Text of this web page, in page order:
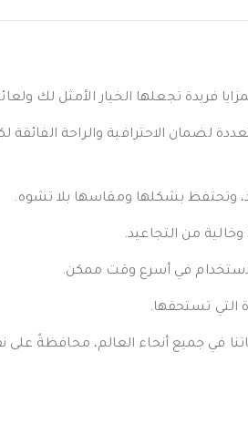
فريدة تجعلها الخيار الأمثل لك
لضمان الاحترافية والراحة الفائقة
وتحتفظ بشكلها ومقاسها بلا تشوه.
من التجاعيد.
في أسرع وقت ممكن.
التي تستحقها.
في جميع أنحاء العالم، محافظةً